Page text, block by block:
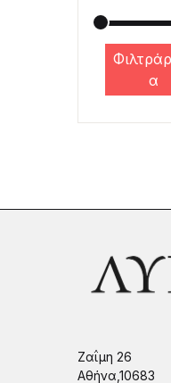
Ελάχιστη
Μέγιστη
α
Ζαΐμη 26
Αθήνα,10683